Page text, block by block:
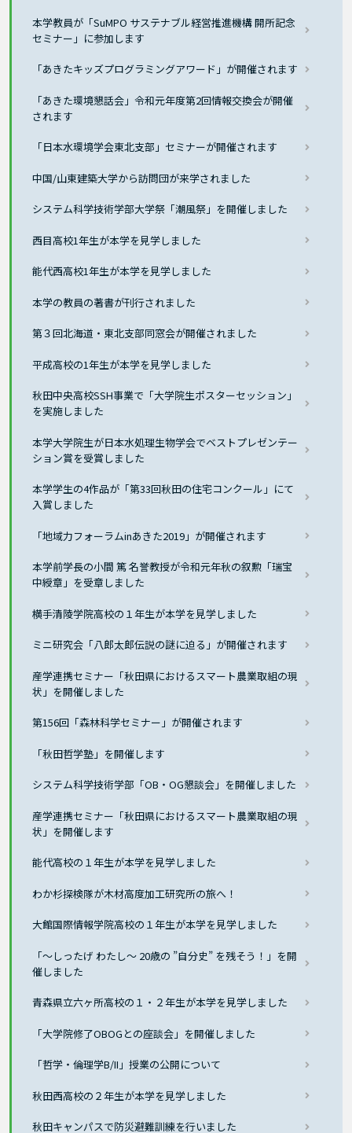
本学教員が「SuMPO サステナブル経営推進機構 開所記念
セミナー」に参加します
「あきたキッズプログラミングアワード」が開催されます
「あきた環境懇話会」令和元年度第2回情報交換会が開催
されます
「日本水環境学会東北支部」セミナーが開催されます
中国/山東建築大学から訪問団が来学されました
システム科学技術学部大学祭「潮風祭」を開催しました
西目高校1年生が本学を見学しました
能代西高校1年生が本学を見学しました
本学の教員の著書が刊行されました
第３回北海道・東北支部同窓会が開催されました
平成高校の1年生が本学を見学しました
秋田中央高校SSH事業で「大学院生ポスターセッション」
を実施しました
本学大学院生が日本水処理生物学会でベストプレゼンテー
ション賞を受賞しました
本学学生の4作品が「第33回秋田の住宅コンクール」にて
入賞しました
「地域力フォーラムinあきた2019」が開催されます
本学前学長の小間 篤 名誉教授が令和元年秋の叙勲「瑞宝
中綬章」を受章しました
横手清陵学院高校の１年生が本学を見学しました
ミニ研究会「八郎太郎伝説の謎に迫る」が開催されます
産学連携セミナー「秋田県におけるスマート農業取組の現
状」を開催しました
第156回「森林科学セミナー」が開催されます
「秋田哲学塾」を開催します
システム科学技術学部「OB・OG懇談会」を開催しました
産学連携セミナー「秋田県におけるスマート農業取組の現
状」を開催します
能代高校の１年生が本学を見学しました
わか杉探検隊が木材高度加工研究所の旅へ！
大館国際情報学院高校の１年生が本学を見学しました
「～しったげ わたし～ 20歳の ”自分史” を残そう！」を開
催しました
青森県立六ヶ所高校の１・２年生が本学を見学しました
「大学院修了OBOGとの座談会」を開催しました
「哲学・倫理学B/II」授業の公開について
秋田西高校の２年生が本学を見学しました
秋田キャンパスで防災避難訓練を行いました